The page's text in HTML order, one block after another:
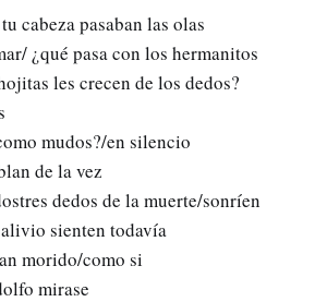
cabeza pasaban las olas
¿qué pasa con los hermanitos
les crecen de los dedos?
mudos?/en silencio
de la vez
dedos de la muerte/sonríen
sienten todavía
morido/como si
mirase